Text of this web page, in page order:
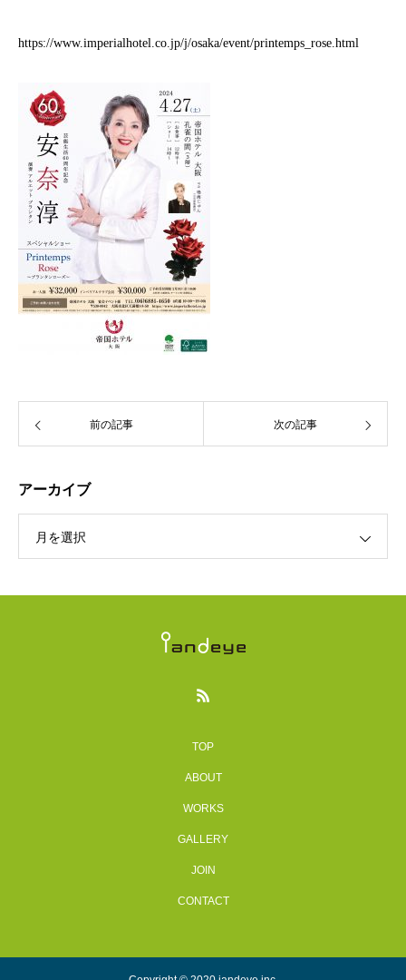
https://www.imperialhotel.co.jp/j/osaka/event/printemps_rose.html
前の記事 次の記事
アーカイブ
月を選択
TOP
ABOUT
WORKS
GALLERY
JOIN
CONTACT